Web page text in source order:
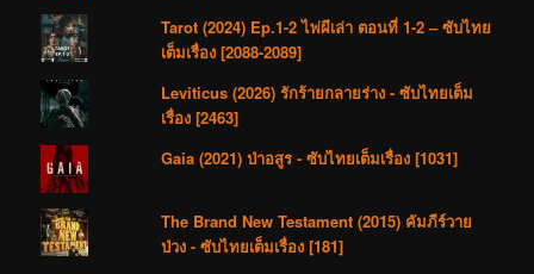
Tarot (2024) Ep.1-2 ไพ่ผีเล่า ตอนที่ 1-2 – ซับไทย
เต็มเรื่อง [2088-2089]
Leviticus (2026) รักร้ายกลายร่าง - ซับไทยเต็ม
เรื่อง [2463]
Gaia (2021) ป่าอสูร - ซับไทยเต็มเรื่อง [1031]
The Brand New Testament (2015) คัมภีร์วาย
ป่วง - ซับไทยเต็มเรื่อง [181]